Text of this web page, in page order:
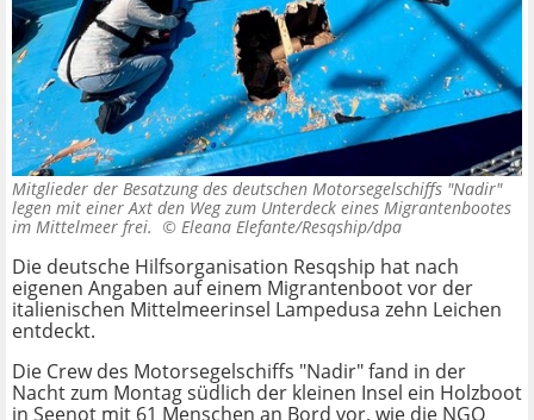
Mitglieder der Besatzung des deutschen Motorsegelschiffs "Nadir"
legen mit einer Axt den Weg zum Unterdeck eines Migrantenbootes
im Mittelmeer frei. © Eleana Elefante/Resqship/dpa
Die deutsche Hilfsorganisation Resqship hat nach
eigenen Angaben auf einem Migrantenboot vor der
italienischen Mittelmeerinsel Lampedusa zehn Leichen
entdeckt.
Die Crew des Motorsegelschiffs "Nadir" fand in der
Nacht zum Montag südlich der kleinen Insel ein Holzboot
in Seenot mit 61 Menschen an Bord vor, wie die NGO